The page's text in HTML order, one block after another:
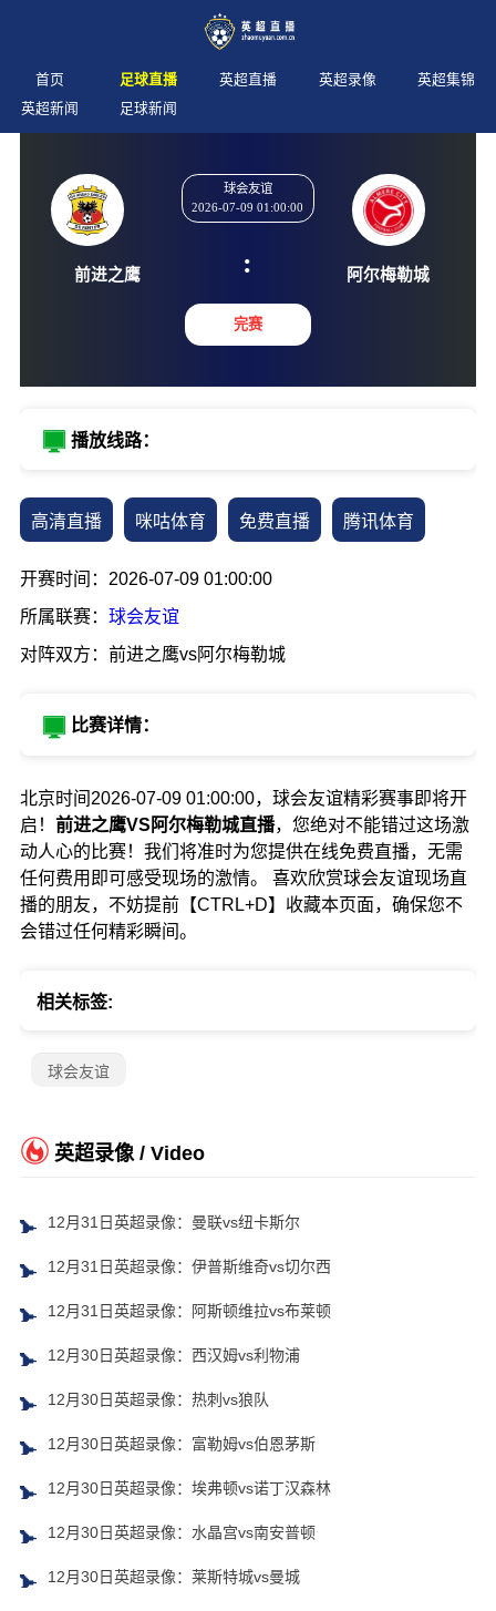
首页 足球直播 英超直播 英超录像
英超集锦
英超新闻
足球新闻
:
播放线路：
高清直播 咪咕体育 免费直播 腾讯体育
开赛时间：2026-07-09 01:00:00
所属联赛： 球会友谊
对阵双方：前进之鹰vs阿尔梅勒城
比赛详情：
北京时间2026-07-09 01:00:00，球会友谊精彩赛事即将开
启！ 前进之鹰VS阿尔梅勒城直播，您绝对不能错过这场激
动人心的比赛！我们将准时为您提供在线免费直播，无需
任何费用即可感受现场的激情。 喜欢欣赏球会友谊现场直
播的朋友，不妨提前【CTRL+D】收藏本页面，确保您不
会错过任何精彩瞬间。
相关标签:
球会友谊
英超录像 / Video
12月31日英超录像：曼联vs纽卡斯尔
12月31日英超录像：伊普斯维奇vs切尔西
12月31日英超录像：阿斯顿维拉vs布莱顿
12月30日英超录像：西汉姆vs利物浦
12月30日英超录像：热刺vs狼队
12月30日英超录像：富勒姆vs伯恩茅斯
12月30日英超录像：埃弗顿vs诺丁汉森林
12月30日英超录像：水晶宫vs南安普顿
12月30日英超录像：莱斯特城vs曼城